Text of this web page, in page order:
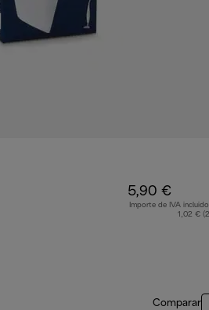
5,90 €
Importe de IVA
1,02 €
Comparar